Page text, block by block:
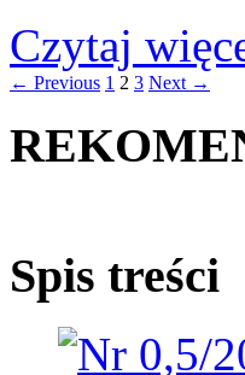
Czytaj
← Previous 1 2 3 Next →
Spis treści